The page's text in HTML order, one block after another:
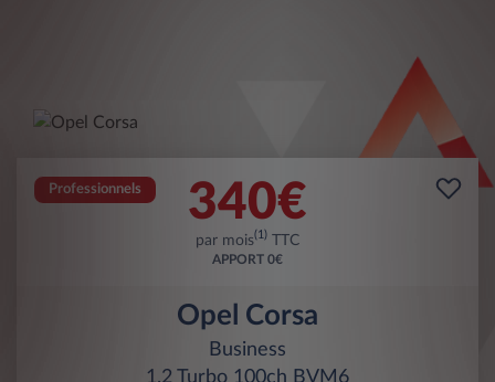
Professionnels 340€
par mois(1) TTC
APPORT 0€
Opel Corsa
Business
1.2 Turbo 100ch BVM6